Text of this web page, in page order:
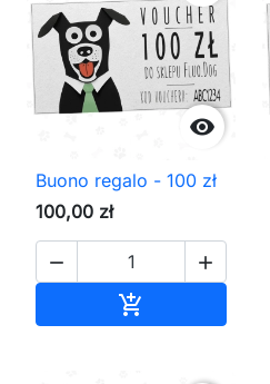

Buono regalo - 100 zł
100,00 zł
 
